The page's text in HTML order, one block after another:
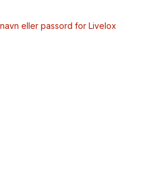
eller passord for Livelox